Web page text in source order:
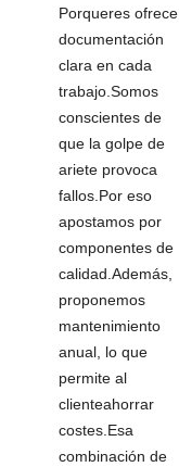
Porqueres ofrece
documentación
clara en cada
trabajo.Somos
conscientes de
que la golpe de
ariete provoca
fallos.Por eso
apostamos por
componentes de
calidad.Además,
proponemos
mantenimiento
anual, lo que
permite al
clienteahorrar
costes.Esa
combinación de